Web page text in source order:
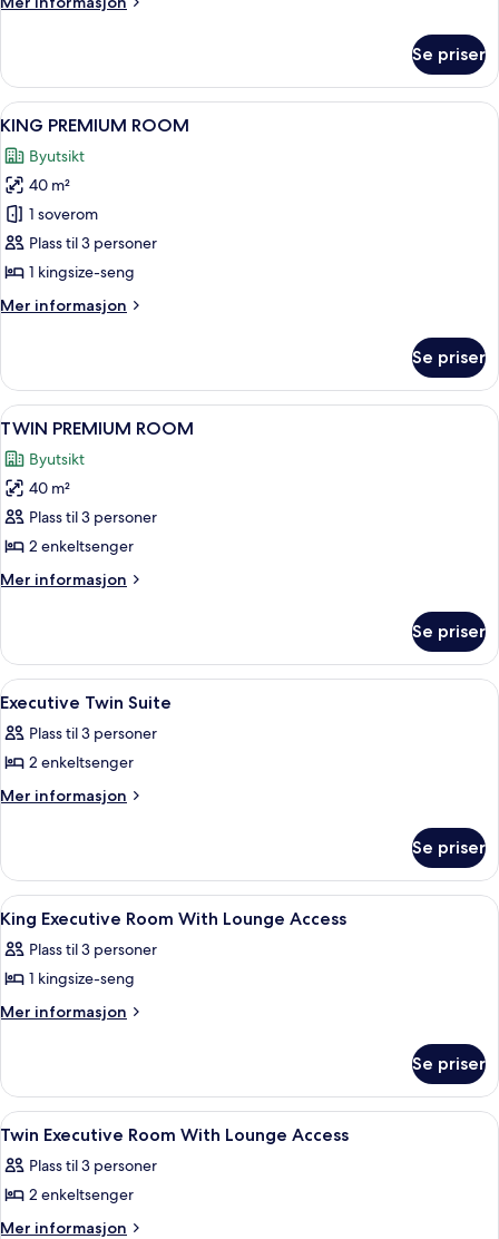
VIEW
ROOM
Se priser
Åpne
alle
bildene
av
KING
PREMIUM
ROOM
Sengetøy av topp kvalitet,
8
KING PREMIUM ROOM
Byutsikt
40 m²
1 soverom
Plass til 3 personer
1 kingsize-seng
Mer informasjon
Mer
PREMIUM
ROOM
Se priser
Åpne
alle
bildene
av
TWIN
PREMIUM
ROOM
8
TWIN PREMIUM ROOM
Byutsikt
40 m²
Plass til 3 personer
2 enkeltsenger
Mer informasjon
Mer
PREMIUM
ROOM
Se priser
Åpne
alle
bildene
av
Executive
4
Executive Twin Suite
Plass til 3 personer
2 enkeltsenger
Mer informasjon
Mer
Twin
Suite
Se priser
Åpne
alle
bildene
av
King
With
Lounge
Access
Bad | Separat badekar og dusj og
5
King Executive Room With Lounge Access
Plass til 3 personer
1 kingsize-seng
Mer informasjon
Mer
Executive
Room
With
Access
Se priser
Åpne
alle
bildene
av
Twin
8
Twin Executive Room With Lounge Access
Plass til 3 personer
2 enkeltsenger
Mer informasjon
Mer